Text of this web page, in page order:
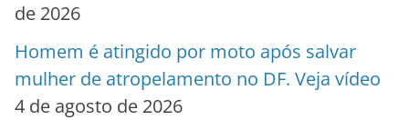
de 2026
Homem é atingido por moto após salvar
mulher de atropelamento no DF. Veja vídeo
4 de agosto de 2026